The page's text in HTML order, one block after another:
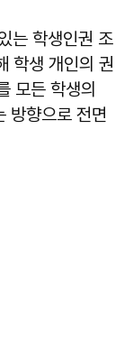
는 학생인권 조
학생 개인의 권
모든 학생의
방향으로 전면